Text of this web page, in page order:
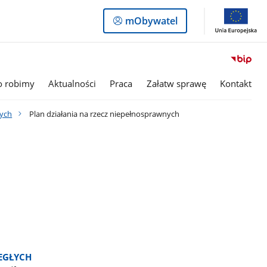
Logowanie
do
mObywatel
robimy Aktualności Praca Załatw sprawę Kontakt
Plan działania na rzecz niepełnosprawnych